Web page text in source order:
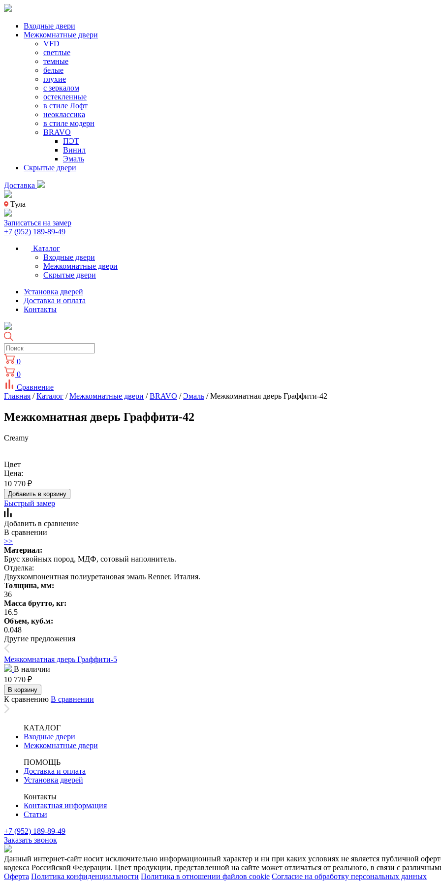
Входные двери
Межкомнатные двери
VFD
светлые
темные
белые
глухие
с зеркалом
остекленные
в стиле Лофт
неоклассика
в стиле модерн
BRAVO
ПЭТ
Винил
Эмаль
Скрытые двери
Доставка
Тула
Записаться на замер
+7 (952) 189-89-49
Каталог
Входные двери
Межкомнатные двери
Скрытые двери
Установка дверей
Доставка и оплата
Контакты
0
0
Сравнение
Главная /Каталог /Межкомнатные двери /BRAVO /Эмаль / Межкомнатная дверь Граффити-42
Межкомнатная дверь Граффити-42
Creamy
Цвет
Цена:
10 770 ₽
Добавить в корзину
Быстрый замер
Добавить в сравнение
В сравнении
>>
Материал:
Брус хвойных пород, МДФ, сотовый наполнитель.
Отделка:
Двухкомпонентная полиуретановая эмаль Renner. Италия.
Толщина, мм:
36
Масса брутто, кг:
16.5
Объем, куб.м:
0.048
Другие предложения
Межкомнатная дверь Граффити-5
В наличии
10 770 ₽
В корзину
К сравнению В сравнении
КАТАЛОГ
Входные двери
Межкомнатные двери
ПОМОЩЬ
Доставка и оплата
Установка дверей
Контакты
Контактная информация
Статьи
+7 (952) 189-89-49
Заказать звонок
Данный интернет-сайт носит исключительно информационный характер и ни при каких условиях не является публичной
кодекса Российской Федерации. Цвет продукции, представленной на сайте может отличаться от реального, в связи с
Оферта Политика конфиденциальности Политика в отношении файлов cookie Согласие на обработку персональных данных